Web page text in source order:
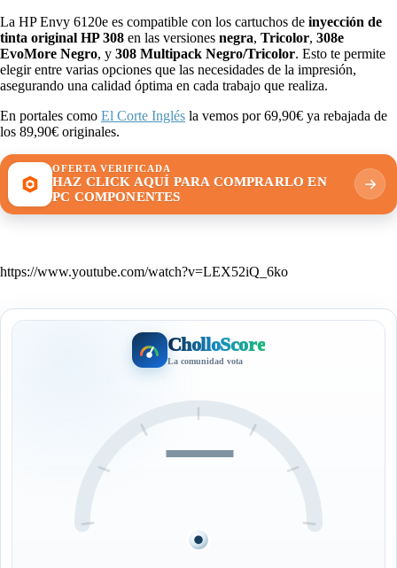
La HP Envy 6120e es compatible con los cartuchos de inyección de
tinta original HP 308 en las versiones negra, Tricolor, 308e
EvoMore Negro, y 308 Multipack Negro/Tricolor. Esto te permite
elegir entre varias opciones que las necesidades de la impresión,
asegurando una calidad óptima en cada trabajo que realiza.
En portales como El Corte Inglés la vemos por 69,90€ ya rebajada de
los 89,90€ originales.
OFERTA VERIFICADA
HAZ CLICK AQUÍ PARA COMPRARLO EN
PC COMPONENTES
https://www.youtube.com/watch?v=LEX52iQ_6ko
CholloScore
La comunidad vota
—